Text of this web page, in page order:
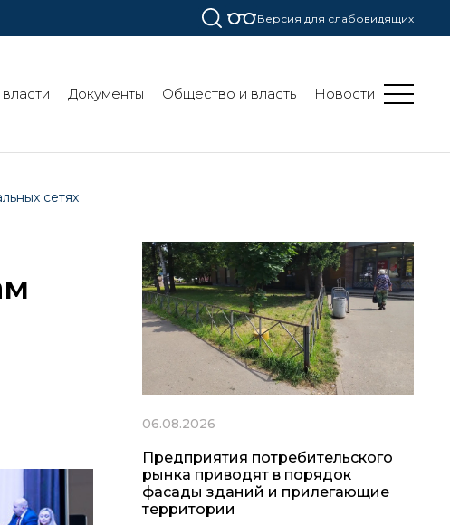
Версия для слабовидящих
Документы Общество и власть Новости
сетях
06.08.2026
Предприятия потребительского
рынка приводят в порядок
фасады зданий и прилегающие
территории